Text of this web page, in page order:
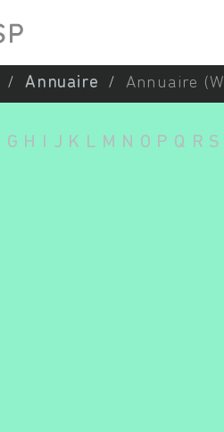
Annuaire Annuaire
G H J K L M N O P Q R S